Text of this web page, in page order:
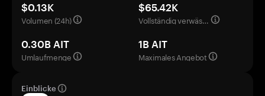
$0.13K
Volumen (24h)
$65.42K
Vollständig verwässerte Bewertung
0.30B AIT
Umlaufmenge
1B AIT
Maximales Angebot
Einblicke